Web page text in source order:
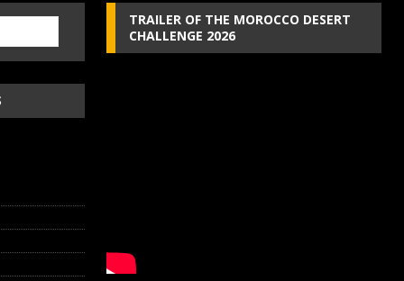
TRAILER OF THE MOROCCO DESERT
CHALLENGE 2026